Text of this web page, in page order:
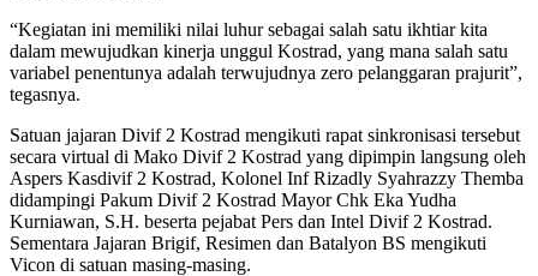
“Kegiatan ini memiliki nilai luhur sebagai salah satu ikhtiar kita
dalam mewujudkan kinerja unggul Kostrad, yang mana salah satu
variabel penentunya adalah terwujudnya zero pelanggaran prajurit”,
tegasnya.
Satuan jajaran Divif 2 Kostrad mengikuti rapat sinkronisasi tersebut
secara virtual di Mako Divif 2 Kostrad yang dipimpin langsung oleh
Aspers Kasdivif 2 Kostrad, Kolonel Inf Rizadly Syahrazzy Themba
didampingi Pakum Divif 2 Kostrad Mayor Chk Eka Yudha
Kurniawan, S.H. beserta pejabat Pers dan Intel Divif 2 Kostrad.
Sementara Jajaran Brigif, Resimen dan Batalyon BS mengikuti
Vicon di satuan masing-masing.